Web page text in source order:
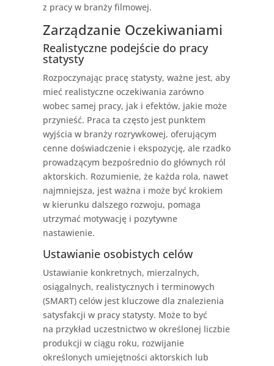
z pracy w branży filmowej.
Zarządzanie Oczekiwaniami
Realistyczne podejście do pracy
statysty
Rozpoczynając pracę statysty, ważne jest, aby
mieć realistyczne oczekiwania zarówno
wobec samej pracy, jak i efektów, jakie może
przynieść. Praca ta często jest punktem
wyjścia w branży rozrywkowej, oferującym
cenne doświadczenie i ekspozycję, ale rzadko
prowadzącym bezpośrednio do głównych ról
aktorskich. Rozumienie, że każda rola, nawet
najmniejsza, jest ważna i może być krokiem
w kierunku dalszego rozwoju, pomaga
utrzymać motywację i pozytywne
nastawienie.
Ustawianie osobistych celów
Ustawianie konkretnych, mierzalnych,
osiągalnych, realistycznych i terminowych
(SMART) celów jest kluczowe dla znalezienia
satysfakcji w pracy statysty. Może to być
na przykład uczestnictwo w określonej liczbie
produkcji w ciągu roku, rozwijanie
określonych umiejętności aktorskich lub